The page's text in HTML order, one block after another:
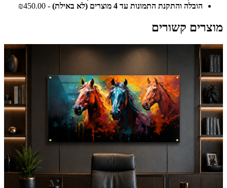
הובלה והתקנת התמונות עד 4 מוצרים (לא באילת)
- ₪450.00
מוצרים קשורים